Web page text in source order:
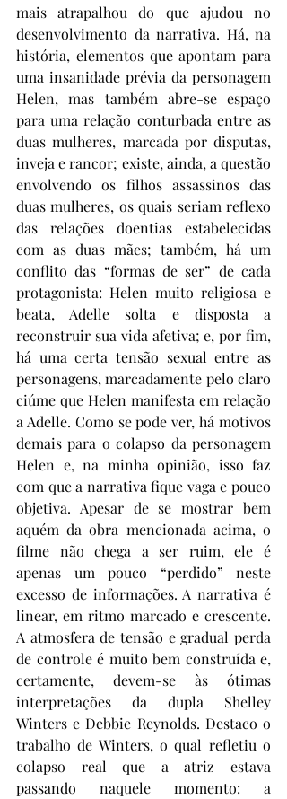
mais atrapalhou do que ajudou no
desenvolvimento da narrativa. Há, na
história, elementos que apontam para
uma insanidade prévia da personagem
Helen, mas também abre-se espaço
para uma relação conturbada entre as
duas mulheres, marcada por disputas,
inveja e rancor; existe, ainda, a questão
envolvendo os filhos assassinos das
duas mulheres, os quais seriam reflexo
das relações doentias estabelecidas
com as duas mães; também, há um
conflito das “formas de ser” de cada
protagonista: Helen muito religiosa e
beata, Adelle solta e disposta a
reconstruir sua vida afetiva; e, por fim,
há uma certa tensão sexual entre as
personagens, marcadamente pelo claro
ciúme que Helen manifesta em relação
a Adelle. Como se pode ver, há motivos
demais para o colapso da personagem
Helen e, na minha opinião, isso faz
com que a narrativa fique vaga e pouco
objetiva. Apesar de se mostrar bem
aquém da obra mencionada acima, o
filme não chega a ser ruim, ele é
apenas um pouco “perdido” neste
excesso de informações. A narrativa é
linear, em ritmo marcado e crescente.
A atmosfera de tensão e gradual perda
de controle é muito bem construída e,
certamente, devem-se às ótimas
interpretações da dupla Shelley
Winters e Debbie Reynolds. Destaco o
trabalho de Winters, o qual refletiu o
colapso real que a atriz estava
passando naquele momento: a